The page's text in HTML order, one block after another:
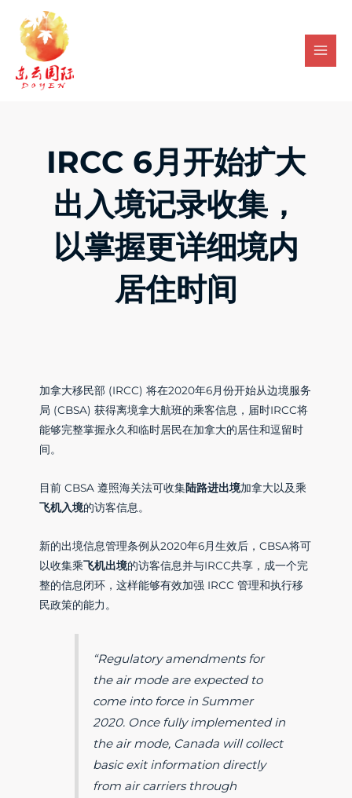
content
IRCC 6月开始扩大
出入境记录收集，
以掌握更详细境内
居住时间
加拿大移民部 (IRCC) 将在2020年6月份开始从边境服务
局 (CBSA) 获得离境拿大航班的乘客信息，届时IRCC将
能够完整掌握永久和临时居民在加拿大的居住和逗留时
间。
目前 CBSA 遵照海关法可收集陆路进出境加拿大以及乘
飞机入境的访客信息。
新的出境信息管理条例从2020年6月生效后，CBSA将可
以收集乘飞机出境的访客信息并与IRCC共享，成一个完
整的信息闭环，这样能够有效加强 IRCC 管理和执行移
民政策的能力。
“Regulatory amendments for
the air mode are expected to
come into force in Summer
2020. Once fully implemented in
the air mode, Canada will collect
basic exit information directly
from air carriers through